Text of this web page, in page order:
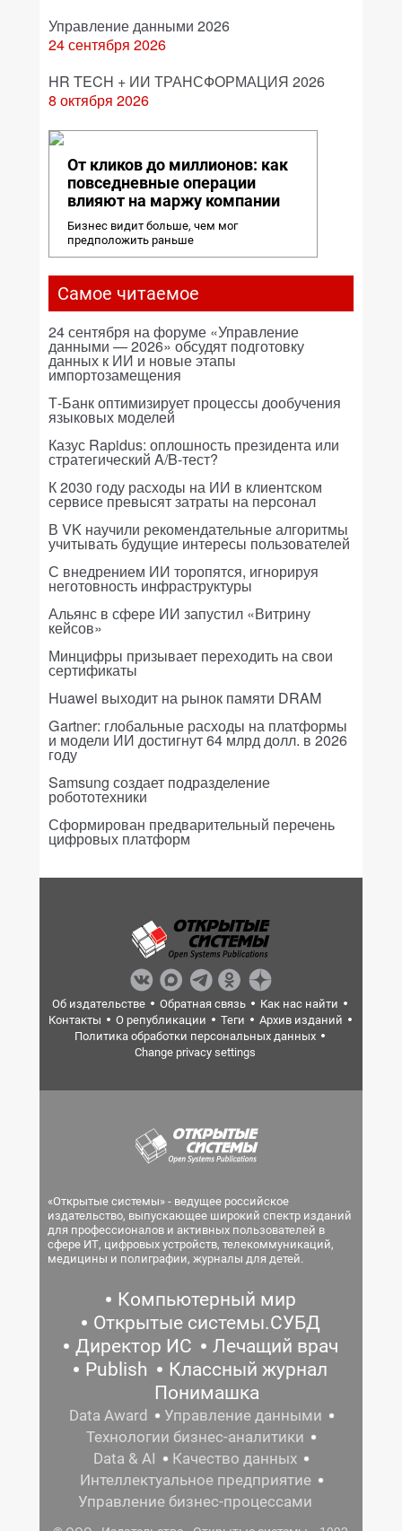
Управление данными 2026
24 сентября 2026
HR TECH + ИИ ТРАНСФОРМАЦИЯ 2026
8 октября 2026
От кликов до миллионов: как
повседневные операции
влияют на маржу компании
Бизнес видит больше, чем мог
предположить раньше
Самое читаемое
24 сентября на форуме «Управление
данными — 2026» обсудят подготовку
данных к ИИ и новые этапы
импортозамещения
Т-Банк оптимизирует процессы дообучения
языковых моделей
Казус Rapidus: оплошность президента или
стратегический A/B-тест?
К 2030 году расходы на ИИ в клиентском
сервисе превысят затраты на персонал
В VK научили рекомендательные алгоритмы
учитывать будущие интересы пользователей
С внедрением ИИ торопятся, игнорируя
неготовность инфраструктуры
Альянс в сфере ИИ запустил «Витрину
кейсов»
Минцифры призывает переходить на свои
сертификаты
Huawei выходит на рынок памяти DRAM
Gartner: глобальные расходы на платформы
и модели ИИ достигнут 64 млрд долл. в 2026
году
Samsung создает подразделение
робототехники
Сформирован предварительный перечень
цифровых платформ
Об издательстве Обратная связь
Как нас найти
Контакты
О републикации Теги
Архив изданий
Политика обработки персональных данных
Change privacy settings
«Открытые системы» - ведущее российское
издательство, выпускающее широкий спектр изданий
для профессионалов и активных пользователей в
сфере ИТ, цифровых устройств, телекоммуникаций,
медицины и полиграфии, журналы для детей.
Компьютерный мир
Открытые системы.СУБД
Директор ИС
Лечащий врач
Publish
Классный журнал
Понимашка
Data Award
Управление данными
Технологии бизнес-аналитики
Data & AI
Качество данных
Интеллектуальное предприятие
Управление бизнес-процессами